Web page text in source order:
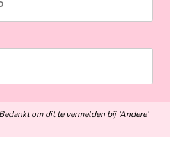
om dit te vermelden bij ‘Andere’